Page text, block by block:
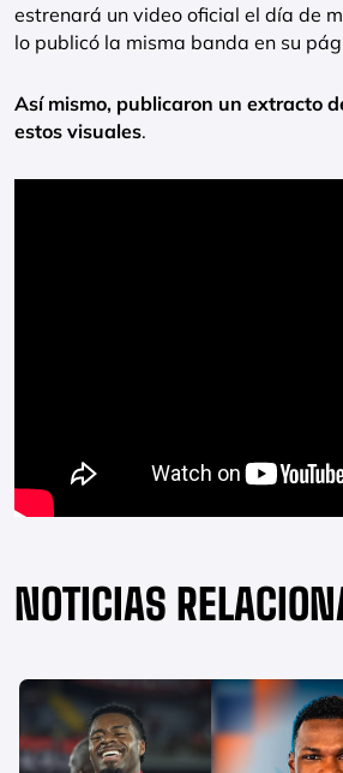
estrenará un video oficial el día de
lo publicó la misma banda en su
Así mismo, publicaron un extracto
estos visuales.
NOTICIAS